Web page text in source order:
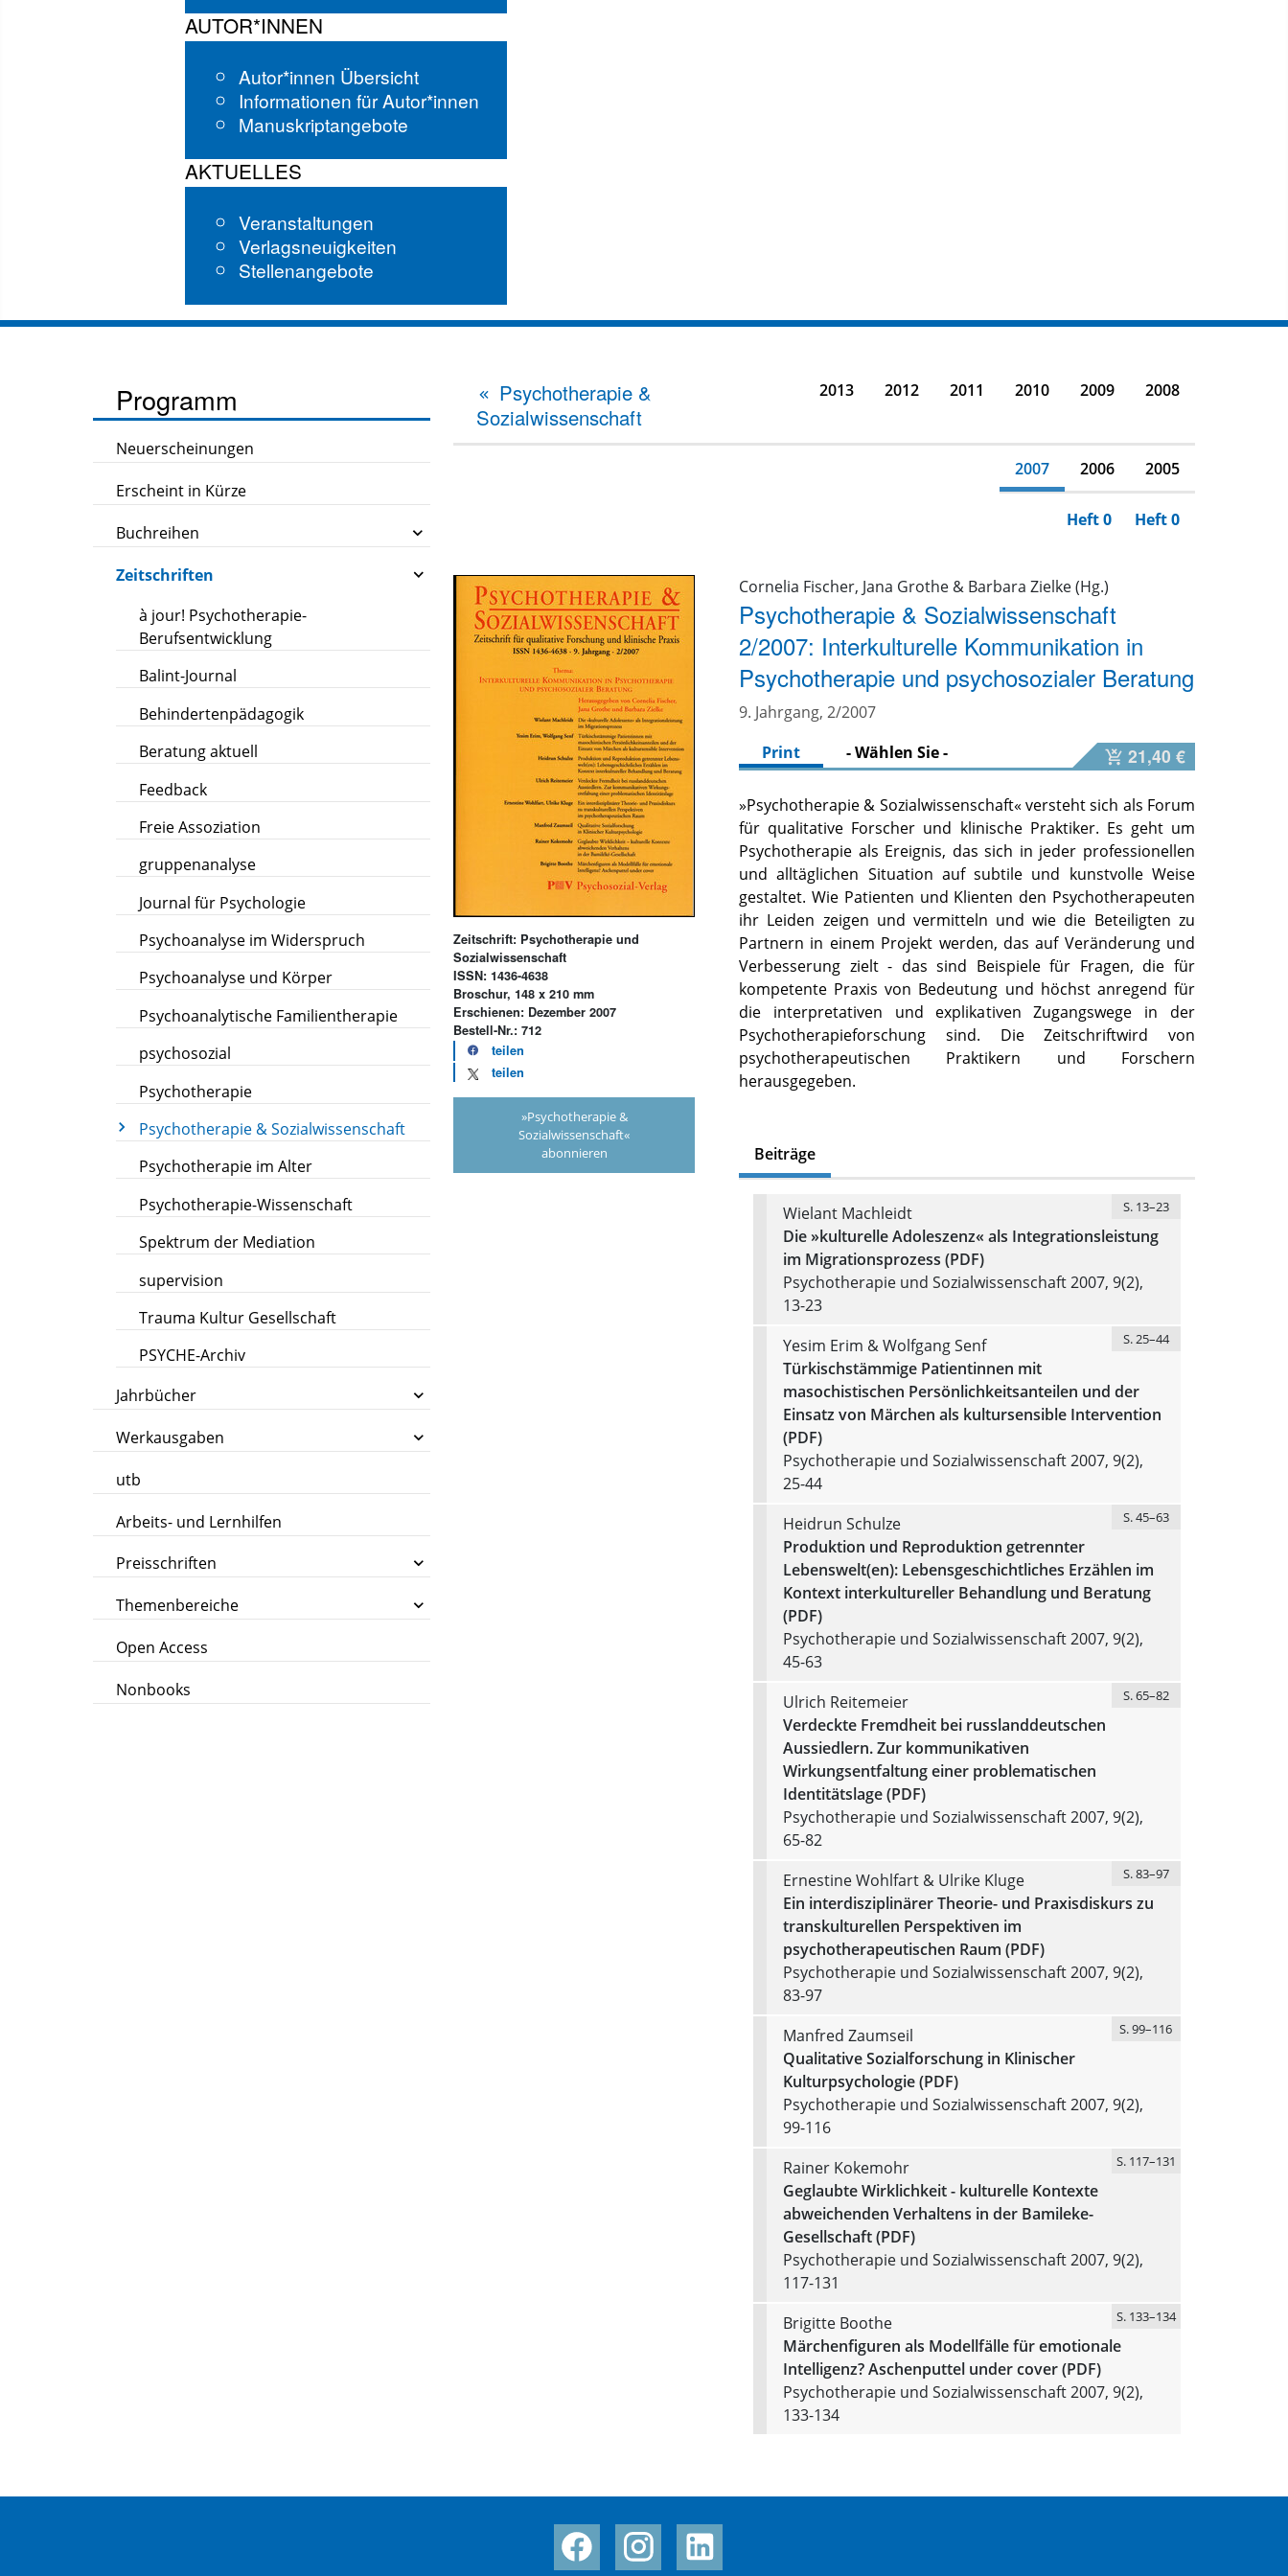
AUTOR*INNEN
Autor*innen Übersicht
Informationen für Autor*innen
Manuskriptangebote
AKTUELLES
Veranstaltungen
Verlagsneuigkeiten
Stellenangebote
Programm
Neuerscheinungen
Erscheint in Kürze
Buchreihen
Zeitschriften
à jour! Psychotherapie-
Berufsentwicklung
Balint-Journal
Behindertenpädagogik
Beratung aktuell
Feedback
Freie Assoziation
gruppenanalyse
Journal für Psychologie
Psychoanalyse im Widerspruch
Psychoanalyse und Körper
Psychoanalytische Familientherapie
psychosozial
Psychotherapie
Psychotherapie & Sozialwissenschaft
Psychotherapie im Alter
Psychotherapie-Wissenschaft
Spektrum der Mediation
supervision
Trauma Kultur Gesellschaft
PSYCHE-Archiv
Jahrbücher
Werkausgaben
utb
Arbeits- und Lernhilfen
Preisschriften
Themenbereiche
Open Access
Nonbooks
Psychotherapie &
Sozialwissenschaft
2013 2012 2011 2010 2009 2008
2007 2006 2005
Heft 0 Heft 0
Zeitschrift: Psychotherapie und
Sozialwissenschaft
ISSN: 1436-4638
Broschur, 148 x 210 mm
Erschienen: Dezember 2007
Bestell-Nr.: 712
teilen
teilen
»Psychotherapie &
Sozialwissenschaft«
abonnieren
Cornelia Fischer, Jana Grothe & Barbara Zielke (Hg.)
Psychotherapie & Sozialwissenschaft
2/2007: Interkulturelle Kommunikation in
Psychotherapie und psychosozialer Beratung
9. Jahrgang, 2/2007
Print
- Wählen Sie - 21,40 €
»Psychotherapie & Sozialwissenschaft« versteht sich als Forum
für qualitative Forscher und klinische Praktiker. Es geht um
Psychotherapie als Ereignis, das sich in jeder professionellen
und alltäglichen Situation auf subtile und kunstvolle Weise
gestaltet. Wie Patienten und Klienten den Psychotherapeuten
ihr Leiden zeigen und vermitteln und wie die Beteiligten zu
Partnern in einem Projekt werden, das auf Veränderung und
Verbesserung zielt - das sind Beispiele für Fragen, die für
kompetente Praxis von Bedeutung und höchst anregend für
die interpretativen und explikativen Zugangswege in der
Psychotherapieforschung sind. Die Zeitschriftwird von
psychotherapeutischen Praktikern und Forschern
herausgegeben.
Beiträge
Wielant Machleidt S. 13–23
Die »kulturelle Adoleszenz« als Integrationsleistung
im Migrationsprozess (PDF)
Psychotherapie und Sozialwissenschaft 2007, 9(2),
13-23
Yesim Erim & Wolfgang Senf
S. 25–44
Türkischstämmige Patientinnen mit
masochistischen Persönlichkeitsanteilen und der
Einsatz von Märchen als kultursensible Intervention
(PDF)
Psychotherapie und Sozialwissenschaft 2007, 9(2),
25-44
Heidrun Schulze
S. 45–63
Produktion und Reproduktion getrennter
Lebenswelt(en): Lebensgeschichtliches Erzählen im
Kontext interkultureller Behandlung und Beratung
(PDF)
Psychotherapie und Sozialwissenschaft 2007, 9(2),
45-63
Ulrich Reitemeier
S. 65–82
Verdeckte Fremdheit bei russlanddeutschen
Aussiedlern. Zur kommunikativen
Wirkungsentfaltung einer problematischen
Identitätslage (PDF)
Psychotherapie und Sozialwissenschaft 2007, 9(2),
65-82
Ernestine Wohlfart & Ulrike Kluge
S. 83–97
Ein interdisziplinärer Theorie- und Praxisdiskurs zu
transkulturellen Perspektiven im
psychotherapeutischen Raum (PDF)
Psychotherapie und Sozialwissenschaft 2007, 9(2),
83-97
Manfred Zaumseil
S. 99–116
Qualitative Sozialforschung in Klinischer
Kulturpsychologie (PDF)
Psychotherapie und Sozialwissenschaft 2007, 9(2),
99-116
Rainer Kokemohr
S. 117–131
Geglaubte Wirklichkeit - kulturelle Kontexte
abweichenden Verhaltens in der Bamileke-
Gesellschaft (PDF)
Psychotherapie und Sozialwissenschaft 2007, 9(2),
117-131
Brigitte Boothe
S. 133–134
Märchenfiguren als Modellfälle für emotionale
Intelligenz? Aschenputtel under cover (PDF)
Psychotherapie und Sozialwissenschaft 2007, 9(2),
133-134